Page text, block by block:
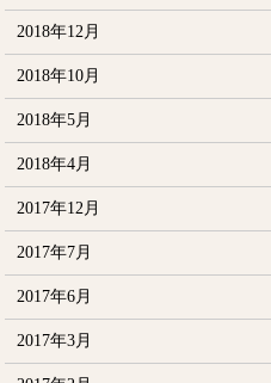
2018年12月
2018年10月
2018年5月
2018年4月
2017年12月
2017年7月
2017年6月
2017年3月